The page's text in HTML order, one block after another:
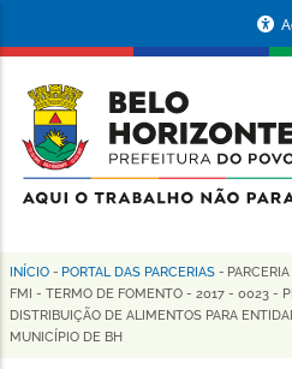
conteúdo
principal
da
Prefeitura
de
Horizonte
Trilha
de
INÍCIO - PORTAL DAS PARCERIAS - PARCERIA
FMI - TERMO DE FOMENTO - 2017 - 0023 -
DISTRIBUIÇÃO DE ALIMENTOS PARA
MUNICÍPIO DE BH